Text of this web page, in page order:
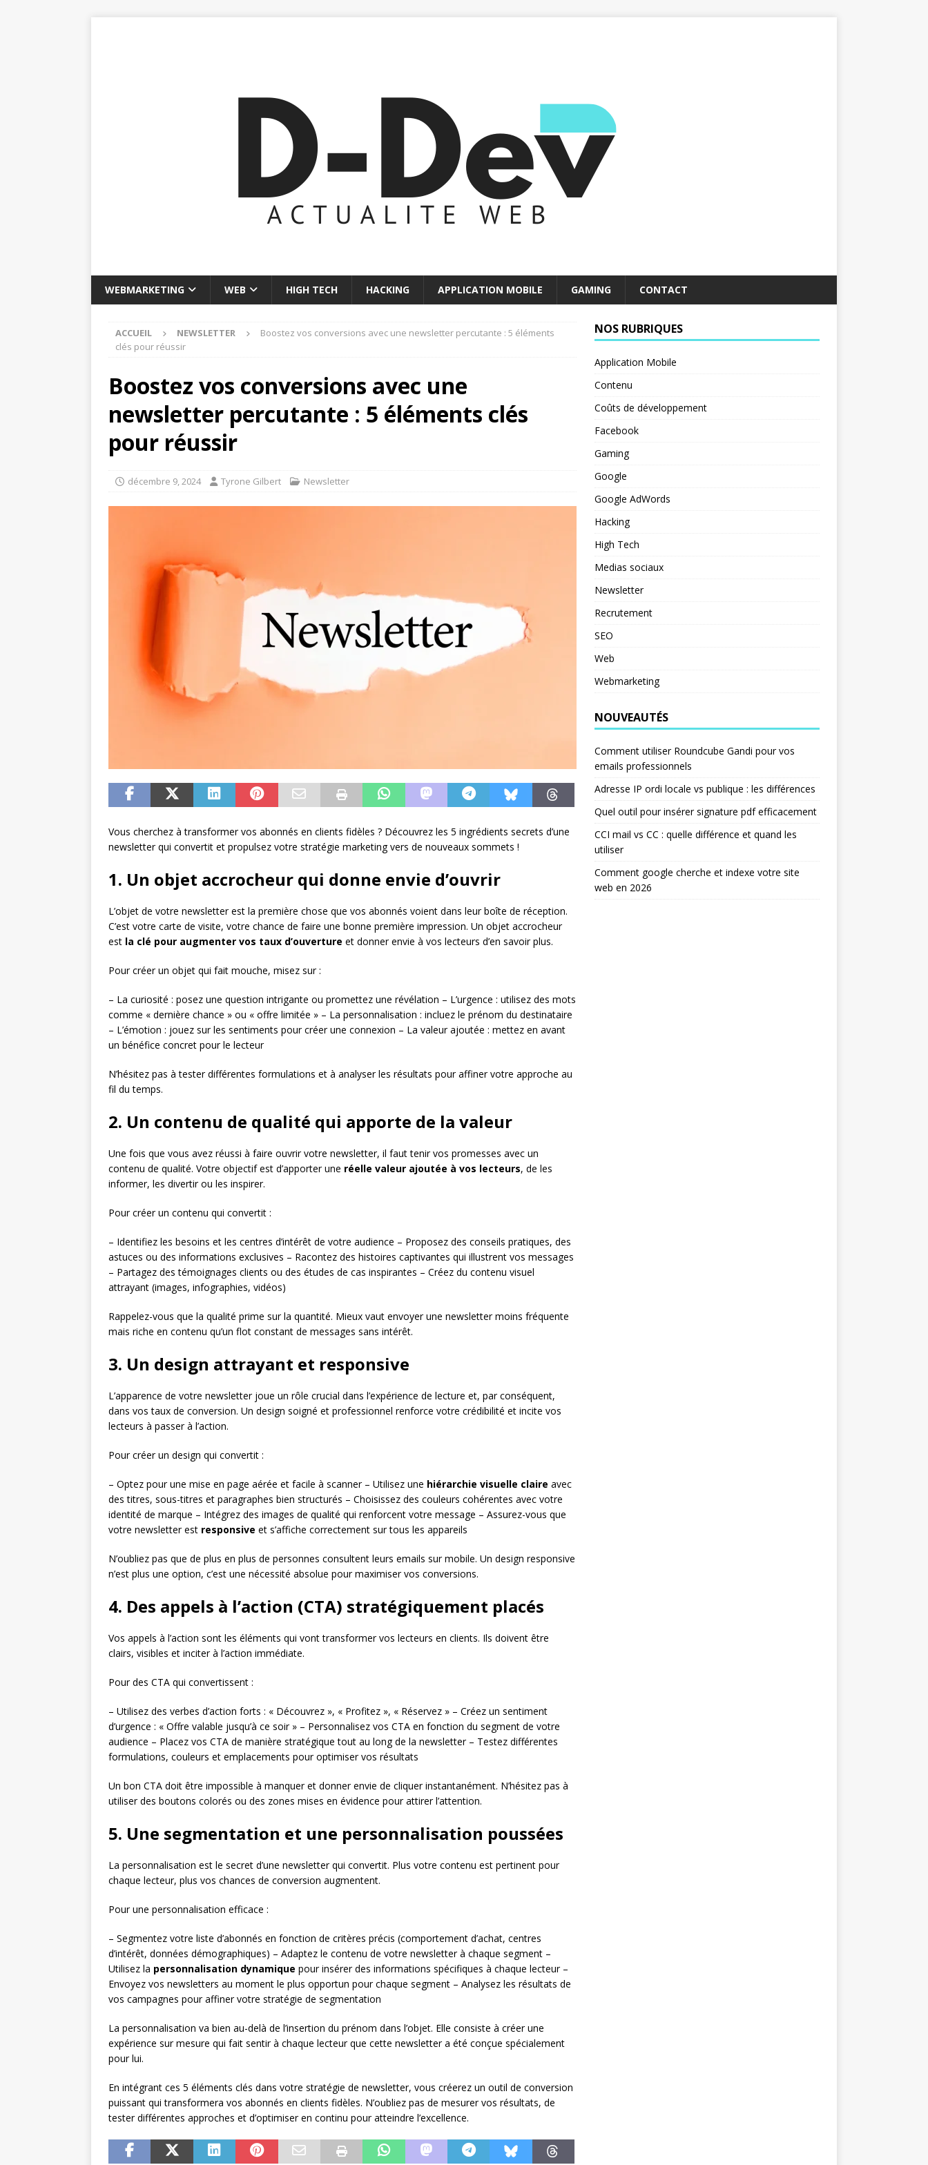
WEBMARKETING WEB HIGH TECH HACKING APPLICATION MOBILE GAMING CONTACT
ACCUEIL NEWSLETTER
Boostez vos conversions avec une newsletter percutante : 5 éléments
clés pour réussir
Boostez vos conversions avec une
newsletter percutante : 5 éléments clés
pour réussir
décembre 9, 2024 Tyrone Gilbert Newsletter
Vous cherchez à transformer vos abonnés en clients fidèles ? Découvrez les 5 ingrédients secrets d’une
newsletter qui convertit et propulsez votre stratégie marketing vers de nouveaux sommets !
1. Un objet accrocheur qui donne envie d’ouvrir
L’objet de votre newsletter est la première chose que vos abonnés voient dans leur boîte de réception.
C’est votre carte de visite, votre chance de faire une bonne première impression. Un objet accrocheur
est la clé pour augmenter vos taux d’ouverture et donner envie à vos lecteurs d’en savoir plus.
Pour créer un objet qui fait mouche, misez sur :
– La curiosité : posez une question intrigante ou promettez une révélation – L’urgence : utilisez des mots
comme « dernière chance » ou « offre limitée » – La personnalisation : incluez le prénom du destinataire
– L’émotion : jouez sur les sentiments pour créer une connexion – La valeur ajoutée : mettez en avant
un bénéfice concret pour le lecteur
N’hésitez pas à tester différentes formulations et à analyser les résultats pour affiner votre approche au
fil du temps.
2. Un contenu de qualité qui apporte de la valeur
Une fois que vous avez réussi à faire ouvrir votre newsletter, il faut tenir vos promesses avec un
contenu de qualité. Votre objectif est d’apporter une réelle valeur ajoutée à vos lecteurs, de les
informer, les divertir ou les inspirer.
Pour créer un contenu qui convertit :
– Identifiez les besoins et les centres d’intérêt de votre audience – Proposez des conseils pratiques, des
astuces ou des informations exclusives – Racontez des histoires captivantes qui illustrent vos messages
– Partagez des témoignages clients ou des études de cas inspirantes – Créez du contenu visuel
attrayant (images, infographies, vidéos)
Rappelez-vous que la qualité prime sur la quantité. Mieux vaut envoyer une newsletter moins fréquente
mais riche en contenu qu’un flot constant de messages sans intérêt.
3. Un design attrayant et responsive
L’apparence de votre newsletter joue un rôle crucial dans l’expérience de lecture et, par conséquent,
dans vos taux de conversion. Un design soigné et professionnel renforce votre crédibilité et incite vos
lecteurs à passer à l’action.
Pour créer un design qui convertit :
– Optez pour une mise en page aérée et facile à scanner – Utilisez une hiérarchie visuelle claire avec
des titres, sous-titres et paragraphes bien structurés – Choisissez des couleurs cohérentes avec votre
identité de marque – Intégrez des images de qualité qui renforcent votre message – Assurez-vous que
votre newsletter est responsive et s’affiche correctement sur tous les appareils
N’oubliez pas que de plus en plus de personnes consultent leurs emails sur mobile. Un design responsive
n’est plus une option, c’est une nécessité absolue pour maximiser vos conversions.
4. Des appels à l’action (CTA) stratégiquement placés
Vos appels à l’action sont les éléments qui vont transformer vos lecteurs en clients. Ils doivent être
clairs, visibles et inciter à l’action immédiate.
Pour des CTA qui convertissent :
– Utilisez des verbes d’action forts : « Découvrez », « Profitez », « Réservez » – Créez un sentiment
d’urgence : « Offre valable jusqu’à ce soir » – Personnalisez vos CTA en fonction du segment de votre
audience – Placez vos CTA de manière stratégique tout au long de la newsletter – Testez différentes
formulations, couleurs et emplacements pour optimiser vos résultats
Un bon CTA doit être impossible à manquer et donner envie de cliquer instantanément. N’hésitez pas à
utiliser des boutons colorés ou des zones mises en évidence pour attirer l’attention.
5. Une segmentation et une personnalisation poussées
La personnalisation est le secret d’une newsletter qui convertit. Plus votre contenu est pertinent pour
chaque lecteur, plus vos chances de conversion augmentent.
Pour une personnalisation efficace :
– Segmentez votre liste d’abonnés en fonction de critères précis (comportement d’achat, centres
d’intérêt, données démographiques) – Adaptez le contenu de votre newsletter à chaque segment –
Utilisez la personnalisation dynamique pour insérer des informations spécifiques à chaque lecteur –
Envoyez vos newsletters au moment le plus opportun pour chaque segment – Analysez les résultats de
vos campagnes pour affiner votre stratégie de segmentation
La personnalisation va bien au-delà de l’insertion du prénom dans l’objet. Elle consiste à créer une
expérience sur mesure qui fait sentir à chaque lecteur que cette newsletter a été conçue spécialement
pour lui.
En intégrant ces 5 éléments clés dans votre stratégie de newsletter, vous créerez un outil de conversion
puissant qui transformera vos abonnés en clients fidèles. N’oubliez pas de mesurer vos résultats, de
tester différentes approches et d’optimiser en continu pour atteindre l’excellence.
NOS RUBRIQUES
Application Mobile
Contenu
Coûts de développement
Facebook
Gaming
Google
Google AdWords
Hacking
High Tech
Medias sociaux
Newsletter
Recrutement
SEO
Web
Webmarketing
NOUVEAUTÉS
Comment utiliser Roundcube Gandi pour vos
emails professionnels
Adresse IP ordi locale vs publique : les différences
Quel outil pour insérer signature pdf efficacement
CCI mail vs CC : quelle différence et quand les
utiliser
Comment google cherche et indexe votre site
web en 2026